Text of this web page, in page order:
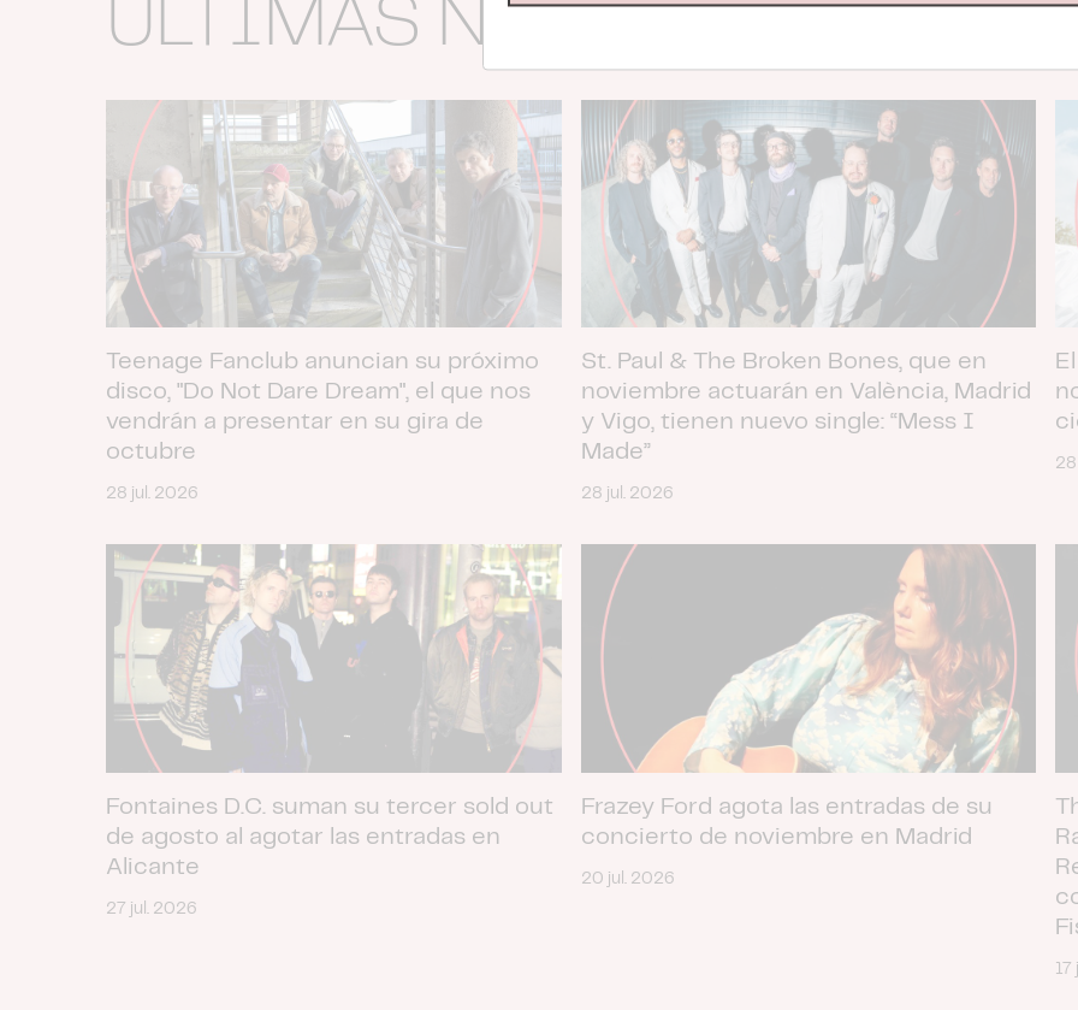
ÚLTIMAS NOTICIAS
Teenage Fanclub anuncian su próximo
disco, "Do Not Dare Dream", el que nos
vendrán a presentar en su gira de
octubre
28 jul. 2026
St. Paul & The Broken Bones, que en
noviembre actuarán en València, Madrid
y Vigo, tienen nuevo single: “Mess I
Made”
28 jul. 2026
Fontaines D.C. suman su tercer sold out
de agosto al agotar las entradas en
Alicante
27 jul. 2026
Frazey Ford agota las entradas de su
concierto de noviembre en Madrid
20 jul. 2026
17